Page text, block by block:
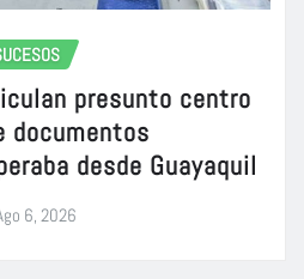
presunto centro
documentos
desde Guayaquil
6, 2026